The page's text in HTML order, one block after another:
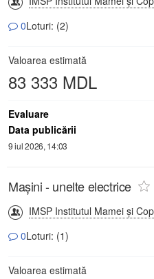
0Loturi: (2)
Valoarea estimată
83 333 MDL
Evaluare
Data publicării
9 iul 2026, 14:03
Mașini - unelte electrice
IMSP Institutul Mamei și
0Loturi: (1)
Valoarea estimată